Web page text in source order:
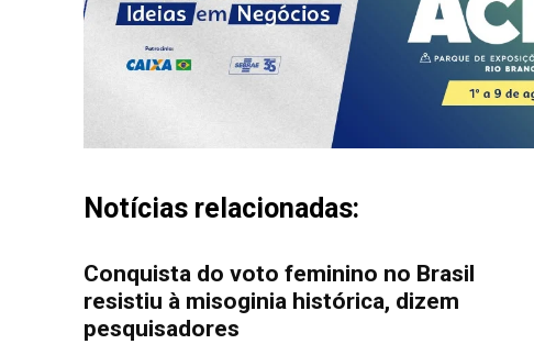
Notícias relacionadas:
Conquista do voto feminino no Brasil
resistiu à misoginia histórica, dizem
pesquisadores